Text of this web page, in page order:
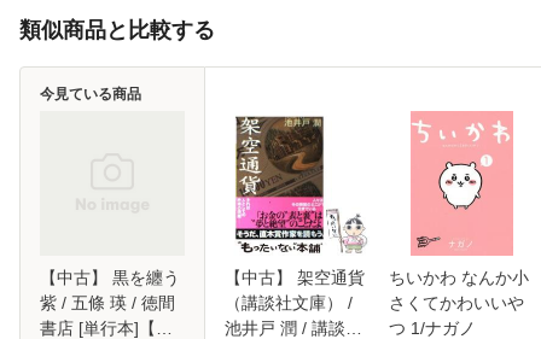
類似商品と比較する
【中古】 黒を纏う
紫 / 五條 瑛 / 徳間
書店 [単行本]【メ
今見ている商品
【中古】 架空通貨
（講談社文庫） /
池井戸 潤 / 講談社
ちいかわ なんか小
さくてかわいいや
つ 1/ナガノ